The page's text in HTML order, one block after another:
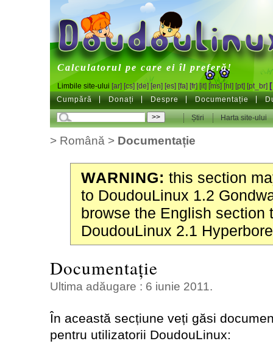
DoudouLinux
Calculatorul pe care ei îl preferă!
Limbile site-ului [ar] [cs] [de] [en] [es] [fa] [fr] [it] [ms] [nl] [pt] [pt_br]
Cumpără Donați Despre Documentație
Știri Harta site-ului
> Română > Documentație
WARNING: this section
to DoudouLinux 1.2
browse the English section
DoudouLinux 2.1
Documentație
Ultima adăugare : 6 iunie 2011.
În această secțiune veți găsi
pentru utilizatorii DoudouLinux: